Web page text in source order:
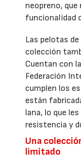
neopreno,
funcionalidad
Las pelotas
colección
Cuentan con
Federación
cumplen los
están
lana, lo que
resistencia y
Una
limitado